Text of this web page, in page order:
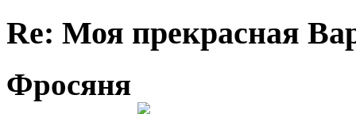
Re: Моя прекрасная
Фросяня